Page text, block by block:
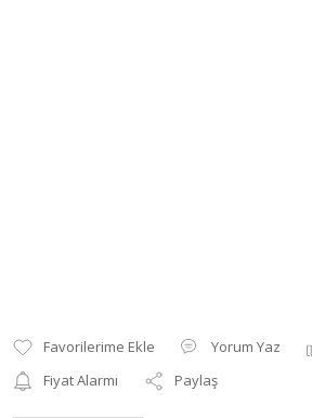
Yorum Yaz
Fiyat Alarmı
Paylaş